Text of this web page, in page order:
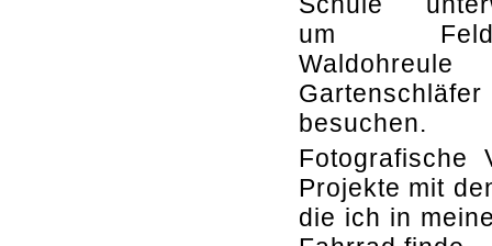
um
besuchen.
Fotografische
Projekte mit
die ich in